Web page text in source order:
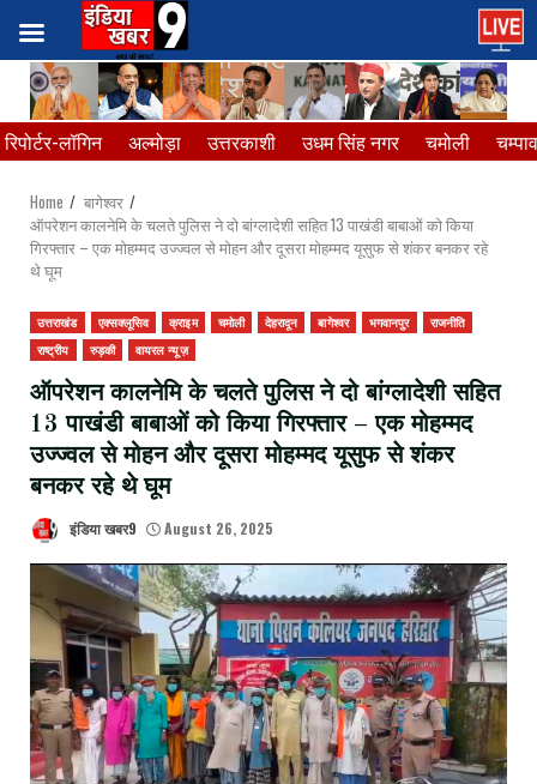
content
रिपोर्टर-लॉगिन अल्मोड़ा उत्तरकाशी उधम सिंह नगर चमोली
Home
बागेश्वर
ऑपरेशन कालनेमि के चलते पुलिस ने दो बांग्लादेशी सहित 13 पाखंडी बाबाओं को किया
गिरफ्तार – एक मोहम्मद उज्ज्वल से मोहन और दूसरा मोहम्मद यूसुफ से शंकर बनकर रहे
थे घूम
उत्तराखंड एक्सक्लूसिव क्राइम चमोली देहरादून बागेश्वर भगवानपुर
राजनीति
राष्ट्रीय
रुड़की वायरल न्यूज़
ऑपरेशन कालनेमि के चलते पुलिस ने दो बांग्लादेशी सहित
13 पाखंडी बाबाओं को किया गिरफ्तार – एक मोहम्मद
उज्ज्वल से मोहन और दूसरा मोहम्मद यूसुफ से शंकर
बनकर रहे थे घूम
इंडिया खबर9 August 26, 2025